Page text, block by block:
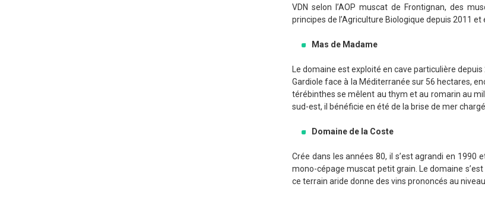
VDN selon l’AOP muscat de Frontignan, des
principes de l’Agriculture Biologique depuis 2011 et
Mas de Madame
Le domaine est exploité en cave particulière
Gardiole face à la Méditerranée sur 56 hectares,
térébinthes se mêlent au thym et au romarin au
sud-est, il bénéficie en été de la brise de mer
Domaine de la Coste
Crée dans les années 80, il s’est agrandi en
mono-cépage muscat petit grain. Le domaine
ce terrain aride donne des vins prononcés au